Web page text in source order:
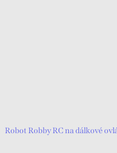
Robot Robby RC na dálkové